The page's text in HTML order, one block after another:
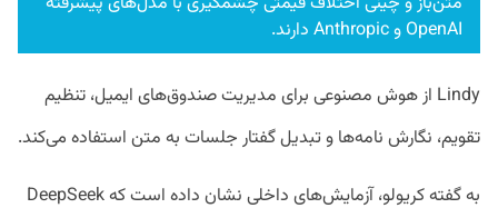
OpenAI و Anthropic دارند.
Lindy از هوش مصنوعی برای مدیریت صندوق‌های ایمیل، تنظیم
تقویم، نگارش نامه‌ها و تبدیل گفتار جلسات به متن استفاده می‌کند.
به گفته کریولو، آزمایش‌های داخلی نشان داده است که DeepSeek